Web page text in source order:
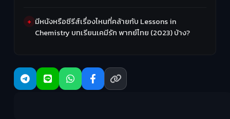
มีหนังหรือซีรีส์เรื่องไหนที่คล้ายกับ Lessons in
Chemistry บทเรียนเคมีรัก พากย์ไทย (2023) บ้าง?